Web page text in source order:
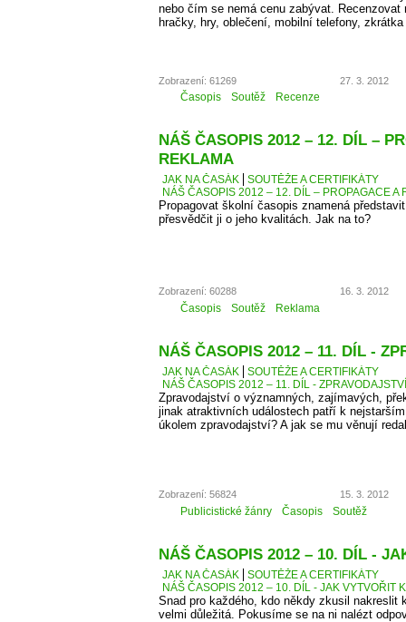
nebo čím se nemá cenu zabývat. Recenzovat
hračky, hry, oblečení, mobilní telefony,
Zobrazení: 61269 27. 3. 2012
Časopis Soutěž Recenze
NÁŠ ČASOPIS 2012 – 12. DÍL –
REKLAMA
JAK NA ČASÁK
SOUTĚŽE A CERTIFIKÁTY
NÁŠ ČASOPIS 2012 – 12. DÍL – PROPAGACE A
Propagovat školní časopis znamená
přesvědčit ji o jeho kvalitách. Jak na to?
Zobrazení: 60288 16. 3. 2012
Časopis Soutěž Reklama
NÁŠ ČASOPIS 2012 – 11. DÍL -
JAK NA ČASÁK
SOUTĚŽE A CERTIFIKÁTY
NÁŠ ČASOPIS 2012 – 11. DÍL - ZPRAVODAJSTVÍ
Zpravodajství o významných, zajímavých,
jinak atraktivních událostech patří k
úkolem zpravodajství? A jak se mu věnují
Zobrazení: 56824 15. 3. 2012
Publicistické žánry Časopis Soutěž
NÁŠ ČASOPIS 2012 – 10. DÍL -
JAK NA ČASÁK
SOUTĚŽE A CERTIFIKÁTY
NÁŠ ČASOPIS 2012 – 10. DÍL - JAK VYTVOŘIT
Snad pro každého, kdo někdy zkusil nakreslit
velmi důležitá. Pokusíme se na ni nalézt